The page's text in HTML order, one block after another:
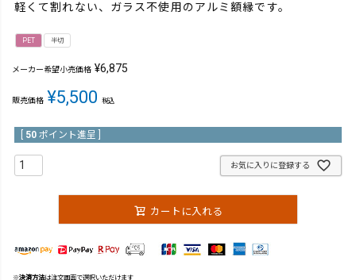
軽くて割れない、ガラス不使用のアルミ額縁です。
PET 半切
メーカー希望小売価格 ¥6,875
販売価格 ¥5,500 税込
50 ポイント進呈 ]
お気に入りに登録する
カートに入れる
※決済方法は注文画面で選択いただけます